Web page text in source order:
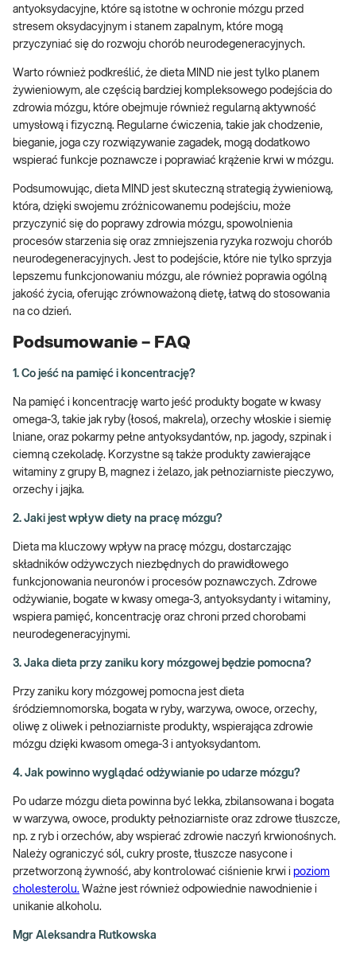
antyoksydacyjne, które są istotne w ochronie mózgu przed
stresem oksydacyjnym i stanem zapalnym, które mogą
przyczyniać się do rozwoju chorób neurodegeneracyjnych.
Warto również podkreślić, że dieta MIND nie jest tylko planem
żywieniowym, ale częścią bardziej kompleksowego podejścia do
zdrowia mózgu, które obejmuje również regularną aktywność
umysłową i fizyczną. Regularne ćwiczenia, takie jak chodzenie,
bieganie, joga czy rozwiązywanie zagadek, mogą dodatkowo
wspierać funkcje poznawcze i poprawiać krążenie krwi w mózgu.
Podsumowując, dieta MIND jest skuteczną strategią żywieniową,
która, dzięki swojemu zróżnicowanemu podejściu, może
przyczynić się do poprawy zdrowia mózgu, spowolnienia
procesów starzenia się oraz zmniejszenia ryzyka rozwoju chorób
neurodegeneracyjnych. Jest to podejście, które nie tylko sprzyja
lepszemu funkcjonowaniu mózgu, ale również poprawia ogólną
jakość życia, oferując zrównoważoną dietę, łatwą do stosowania
na co dzień.
Podsumowanie – FAQ
1. Co jeść na pamięć i koncentrację?
Na pamięć i koncentrację warto jeść produkty bogate w kwasy
omega-3, takie jak ryby (łosoś, makrela), orzechy włoskie i siemię
lniane, oraz pokarmy pełne antyoksydantów, np. jagody, szpinak i
ciemną czekoladę. Korzystne są także produkty zawierające
witaminy z grupy B, magnez i żelazo, jak pełnoziarniste pieczywo,
orzechy i jajka.
2. Jaki jest wpływ diety na pracę mózgu?
Dieta ma kluczowy wpływ na pracę mózgu, dostarczając
składników odżywczych niezbędnych do prawidłowego
funkcjonowania neuronów i procesów poznawczych. Zdrowe
odżywianie, bogate w kwasy omega-3, antyoksydanty i witaminy,
wspiera pamięć, koncentrację oraz chroni przed chorobami
neurodegeneracyjnymi.
3. Jaka dieta przy zaniku kory mózgowej będzie pomocna?
Przy zaniku kory mózgowej pomocna jest dieta
śródziemnomorska, bogata w ryby, warzywa, owoce, orzechy,
oliwę z oliwek i pełnoziarniste produkty, wspierająca zdrowie
mózgu dzięki kwasom omega-3 i antyoksydantom.
4. Jak powinno wyglądać odżywianie po udarze mózgu?
Po udarze mózgu dieta powinna być lekka, zbilansowana i bogata
w warzywa, owoce, produkty pełnoziarniste oraz zdrowe tłuszcze,
np. z ryb i orzechów, aby wspierać zdrowie naczyń krwionośnych.
Należy ograniczyć sól, cukry proste, tłuszcze nasycone i
przetworzoną żywność, aby kontrolować ciśnienie krwi i poziom
cholesterolu. Ważne jest również odpowiednie nawodnienie i
unikanie alkoholu.
Mgr Aleksandra Rutkowska